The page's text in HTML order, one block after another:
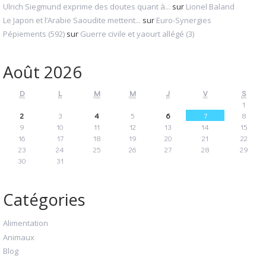
Ulrich Siegmund exprime des doutes quant à... sur Lionel Baland
Le Japon et l’Arabie Saoudite mettent... sur Euro-Synergies
Pépiements (592) sur Guerre civile et yaourt allégé (3)
Août 2026
D L M M J V
S
1
2
3 4 5 6 7
8
9
10 11 12 13 14
15
16
17 18 19 20 21
22
23
24 25 26 27 28
29
30
31
Catégories
Alimentation
Animaux
Blog